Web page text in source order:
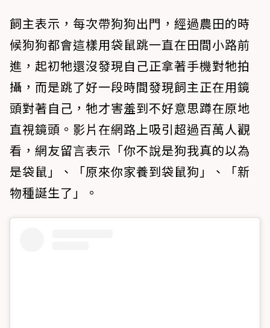
飼主表示，每次帶狗狗出門，經過農田的時
候狗狗都會這樣用袋鼠跳一直在田間小路前
進，起初牠還沒發現自己正拿著手機對牠拍
攝，而是跳了好一段時間發現飼主正在用鏡
頭對著自己，牠才害羞到不好意思蹲在原地
直視鏡頭。影片在網路上吸引超過百萬人觀
看，網友留言表示「你不說是狗我真的以為
是袋鼠」、「原來你家養到袋鼠狗」、「新
物種誕生了」。